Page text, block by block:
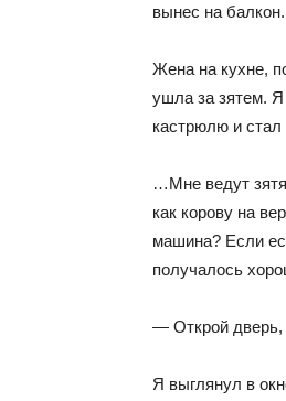
вынес на
Жена на кухне,
ушла за зятем. Я
кастрюлю и стал
…Мне ведут
как корову на
машина? Если
получалось
— Открой дверь,
Я выглянул в